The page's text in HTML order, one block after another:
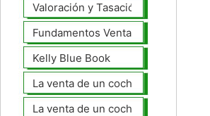
Valoración y Tasación
Fundamentos Venta de coches
Kelly Blue Book
La venta de un coche en línea
La venta de un coche usted mismo